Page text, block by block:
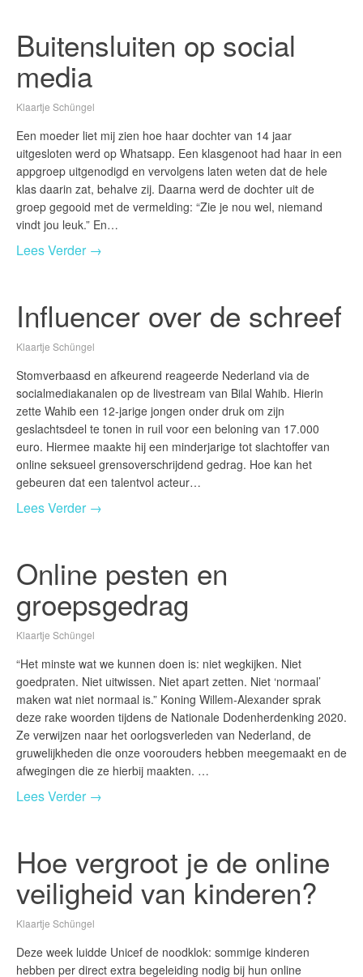
Buitensluiten op social
media
Klaartje Schüngel
Een moeder liet mij zien hoe haar dochter van 14 jaar
uitgesloten werd op Whatsapp. Een klasgenoot had haar in een
appgroep uitgenodigd en vervolgens laten weten dat de hele
klas daarin zat, behalve zij. Daarna werd de dochter uit de
groep gegooid met de vermelding: “Zie je nou wel, niemand
vindt jou leuk.” En…
Lees Verder →
Influencer over de schreef
Klaartje Schüngel
Stomverbaasd en afkeurend reageerde Nederland via de
socialmediakanalen op de livestream van Bilal Wahib. Hierin
zette Wahib een 12-jarige jongen onder druk om zijn
geslachtsdeel te tonen in ruil voor een beloning van 17.000
euro. Hiermee maakte hij een minderjarige tot slachtoffer van
online seksueel grensoverschrijdend gedrag. Hoe kan het
gebeuren dat een talentvol acteur…
Lees Verder →
Online pesten en
groepsgedrag
Klaartje Schüngel
“Het minste wat we kunnen doen is: niet wegkijken. Niet
goedpraten. Niet uitwissen. Niet apart zetten. Niet ‘normaal’
maken wat niet normaal is.” Koning Willem-Alexander sprak
deze rake woorden tijdens de Nationale Dodenherdenking 2020.
Ze verwijzen naar het oorlogsverleden van Nederland, de
gruwelijkheden die onze voorouders hebben meegemaakt en de
afwegingen die ze hierbij maakten. …
Lees Verder →
Hoe vergroot je de online
veiligheid van kinderen?
Klaartje Schüngel
Deze week luidde Unicef de noodklok: sommige kinderen
hebben per direct extra begeleiding nodig bij hun online